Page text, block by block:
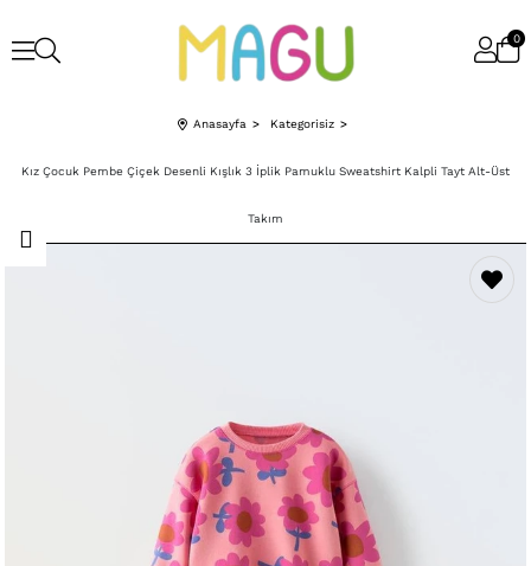
0
Anasayfa Kategorisiz
Kız Çocuk Pembe Çiçek Desenli Kışlık 3 İplik Pamuklu Sweatshirt Kalpli Tayt Alt-Üst
Takım